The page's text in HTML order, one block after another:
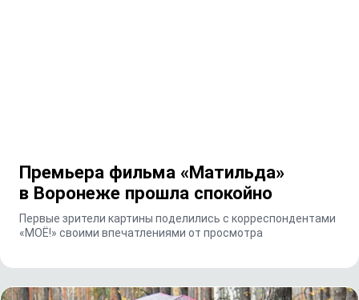
Премьера фильма «Матильда»
в Воронеже прошла спокойно
Первые зрители картины поделились с корреспондентами
«МОЁ!» своими впечатлениями от просмотра